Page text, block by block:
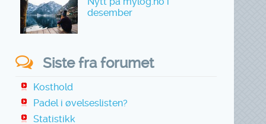
desember
Siste fra forumet
Kosthold
Padel i øvelseslisten?
Statistikk